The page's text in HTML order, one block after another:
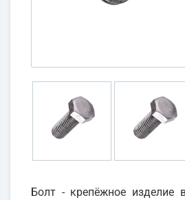
Болт - крепёжное изделие